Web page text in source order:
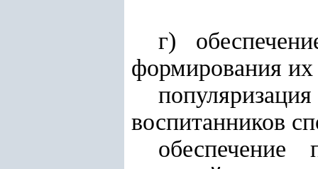
г)
формирования
воспитанников